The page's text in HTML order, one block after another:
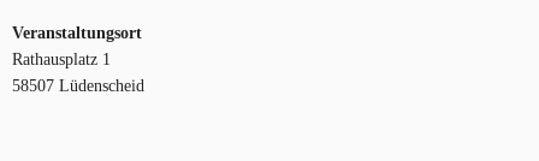
Veranstaltungsort
Rathausplatz 1
58507 Lüdenscheid